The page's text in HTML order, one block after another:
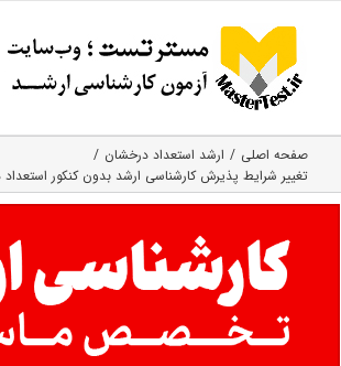
content
صفحه اصلی
ارشد استعداد درخشان
تغییر شرایط پذیرش کارشناسی ارشد بدون کنکور